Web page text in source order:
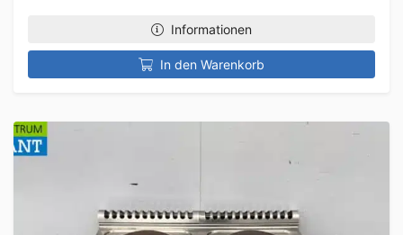
Informationen
In den Warenkorb